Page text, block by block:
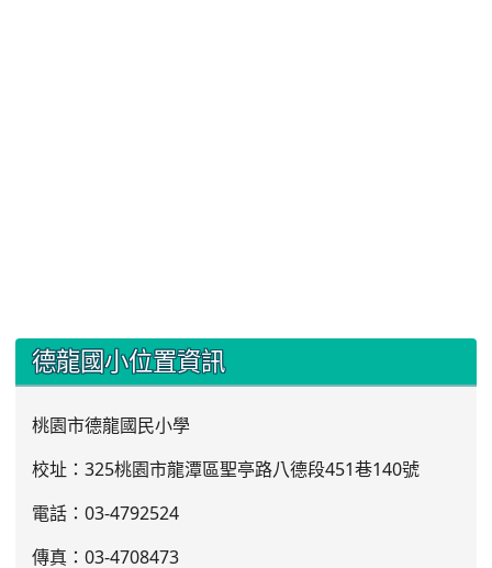
::: 德龍國小位置資訊
桃園市德龍國民小學
校址：325桃園市龍潭區聖亭路八德段451巷140號
電話：03-4792524
傳真：03-4708473